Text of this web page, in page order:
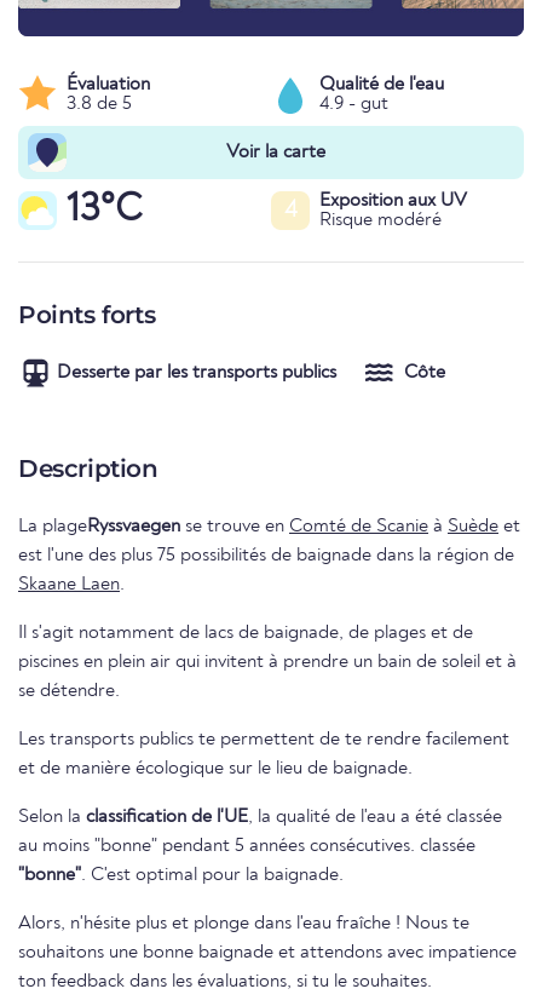
Évaluation
3.8 de 5
Qualité de l'eau
4.9 - gut
Voir la carte
13°C 4
Exposition aux UV
Risque modéré
Points forts
Desserte par les transports publics Côte
Description
La plageRyssvaegen se trouve en Comté de Scanie à Suède et
est l'une des plus 75 possibilités de baignade dans la région de
Skaane Laen.
Il s'agit notamment de lacs de baignade, de plages et de
piscines en plein air qui invitent à prendre un bain de soleil et à
se détendre.
Les transports publics te permettent de te rendre facilement
et de manière écologique sur le lieu de baignade.
Selon la classification de l'UE, la qualité de l'eau a été classée
au moins "bonne" pendant 5 années consécutives. classée
"bonne". C'est optimal pour la baignade.
Alors, n'hésite plus et plonge dans l'eau fraîche ! Nous te
souhaitons une bonne baignade et attendons avec impatience
ton feedback dans les évaluations, si tu le souhaites.